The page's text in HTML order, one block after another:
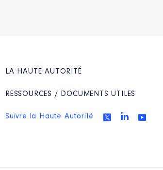
LA HAUTE AUTORITÉ
RESSOURCES / DOCUMENTS UTILES
Suivre la Haute Autorité